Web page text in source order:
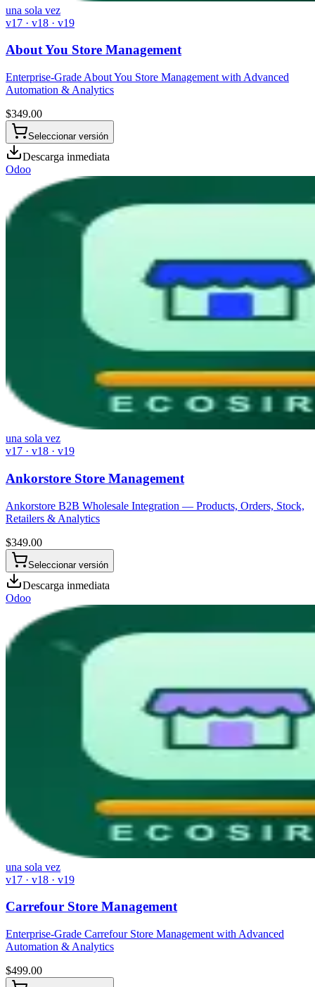
una sola vez
v17 · v18 · v19
About You Store Management
Enterprise-Grade About You Store Management with Advanced
Automation & Analytics
$349.00
Seleccionar versión
Descarga inmediata
Odoo
una sola vez
v17 · v18 · v19
Ankorstore Store Management
Ankorstore B2B Wholesale Integration — Products, Orders, Stock,
Retailers & Analytics
$349.00
Seleccionar versión
Descarga inmediata
Odoo
una sola vez
v17 · v18 · v19
Carrefour Store Management
Enterprise-Grade Carrefour Store Management with Advanced
Automation & Analytics
$499.00